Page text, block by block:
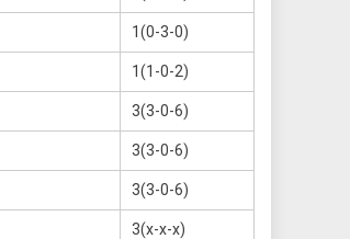
1(0-3-0)
1(1-0-2)
3(3-0-6)
3(3-0-6)
3(3-0-6)
3(x-x-x)